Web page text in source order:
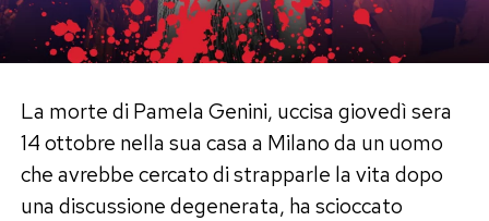
La morte di Pamela Genini, uccisa giovedì sera
14 ottobre nella sua casa a Milano da un uomo
che avrebbe cercato di strapparle la vita dopo
una discussione degenerata, ha scioccato